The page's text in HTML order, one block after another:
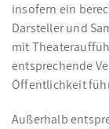
insofern ein
Darsteller und
mit
entsprechende
Öffentlichkeit
Außerhalb